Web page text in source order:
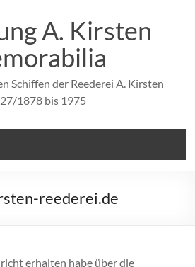
A. Kirsten
Schiffen der Reederei A. Kirsten
1878 bis 1975
reederei.de
erhalten habe über die